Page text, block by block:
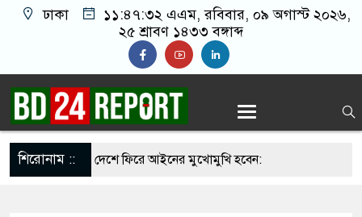
ঢাকা ১১:৪৭:৩৩ এএম, রবিবার, ০৯ অগাস্ট ২০২৬,
২৫ শ্রাবণ ১৪৩৩ বঙ্গাব্দ
শিরোনাম ::
সাহস থাকলে দেশে ফিরে আইনের মুখোমুখি হবেন: